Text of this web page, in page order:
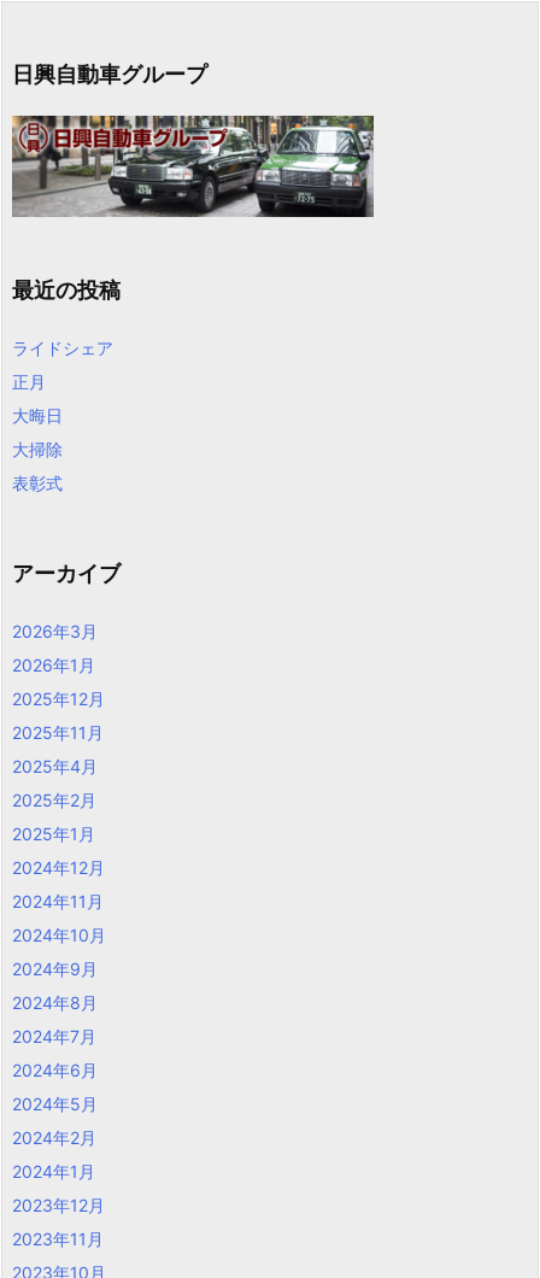
日興自動車グループ
最近の投稿
ライドシェア
正月
大晦日
大掃除
表彰式
アーカイブ
2026年3月
2026年1月
2025年12月
2025年11月
2025年4月
2025年2月
2025年1月
2024年12月
2024年11月
2024年10月
2024年9月
2024年8月
2024年7月
2024年6月
2024年5月
2024年2月
2024年1月
2023年12月
2023年11月
2023年10月